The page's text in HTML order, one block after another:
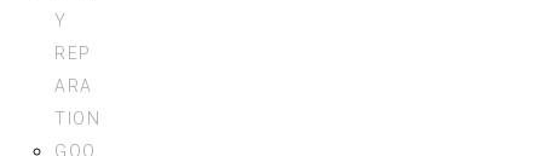
Y
REP
ARA
TION
GOO